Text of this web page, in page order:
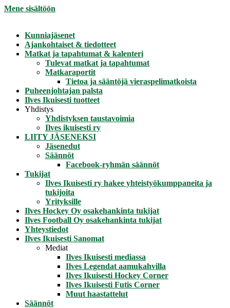
Mene sisältöön
Kunniajäsenet
Ajankohtaiset & tiedotteet
Matkat ja tapahtumat & kalenteri
Tulevat matkat ja tapahtumat
Matkaraportit
Tietoa ja sääntöjä vieraspelimatkoista
Puheenjohtajan palsta
Ilves Ikuisesti tuotteet
Yhdistys
Yhdistyksen taustavoimia
Ilves ikuisesti ry
LIITY JÄSENEKSI
Jäsenedut
Säännöt
Facebook-ryhmän säännöt
Tukijat
Ilves Ikuisesti ry hakee yhteistyökumppaneita ja
tukijoita
Yrityksille
Ilves Hockey Oy osakehankinta tukijat
Ilves Football Oy osakehankinta tukijat
Yhteystiedot
Ilves Ikuisesti Sanomat
Mediat
Ilves Ikuisesti mediassa
Ilves Legendat aamukahvilla
Ilves Ikuisesti Hockey Corner
Ilves Ikuisesti Futis Corner
Muut haastattelut
Säännöt